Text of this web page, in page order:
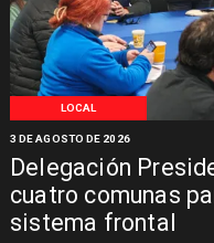
LOCAL
Delegación
cuatro comunas
sistema frontal
3 DE AGOSTO DE 2026